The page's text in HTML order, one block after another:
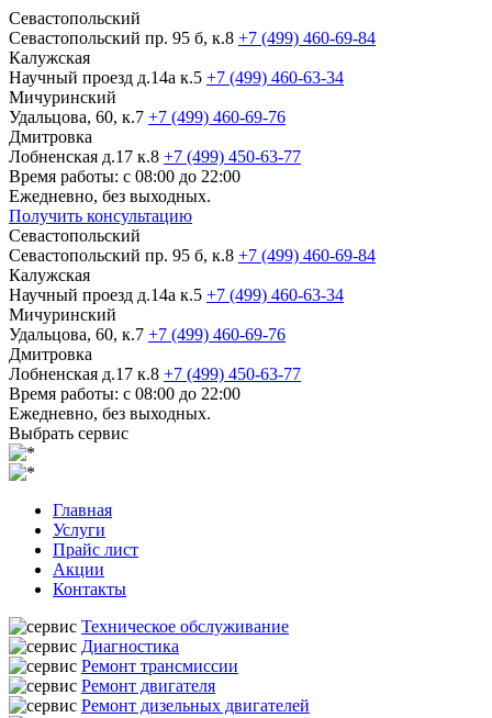
Севастопольский
Севастопольский пр. 95 б, к.8 +7 (499) 460-69-84
Калужская
Научный проезд д.14а к.5 +7 (499) 460-63-34
Мичуринский
Удальцова, 60, к.7 +7 (499) 460-69-76
Дмитровка
Лобненская д.17 к.8 +7 (499) 450-63-77
Время работы: с 08:00 до 22:00
Ежедневно, без выходных.
Получить консультацию
Севастопольский
Севастопольский пр. 95 б, к.8 +7 (499) 460-69-84
Калужская
Научный проезд д.14а к.5 +7 (499) 460-63-34
Мичуринский
Удальцова, 60, к.7 +7 (499) 460-69-76
Дмитровка
Лобненская д.17 к.8 +7 (499) 450-63-77
Время работы: с 08:00 до 22:00
Ежедневно, без выходных.
Выбрать сервис
Главная
Услуги
Прайс лист
Акции
Контакты
Техническое обслуживание
Диагностика
Ремонт трансмиссии
Ремонт двигателя
Ремонт дизельных двигателей